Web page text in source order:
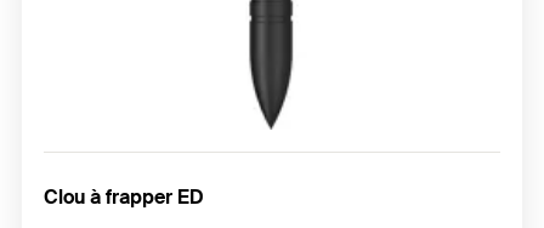
Clou à frapper ED